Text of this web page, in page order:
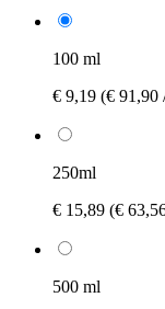
100 ml
€ 9,19 (€ 91,90
250ml
€ 15,89 (€
500 ml